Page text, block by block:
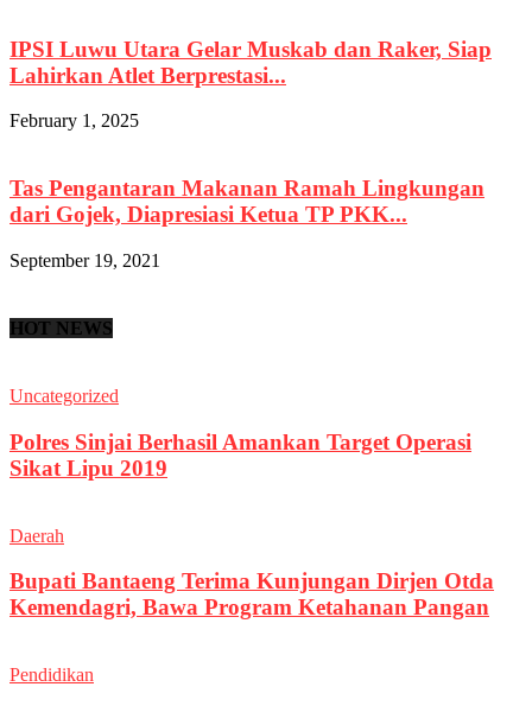
IPSI Luwu Utara Gelar Muskab dan Raker, Siap
Lahirkan Atlet Berprestasi...
February 1, 2025
Tas Pengantaran Makanan Ramah Lingkungan
dari Gojek, Diapresiasi Ketua TP PKK...
September 19, 2021
HOT NEWS
Uncategorized
Polres Sinjai Berhasil Amankan Target Operasi
Sikat Lipu 2019
Daerah
Bupati Bantaeng Terima Kunjungan Dirjen Otda
Kemendagri, Bawa Program Ketahanan Pangan
Pendidikan